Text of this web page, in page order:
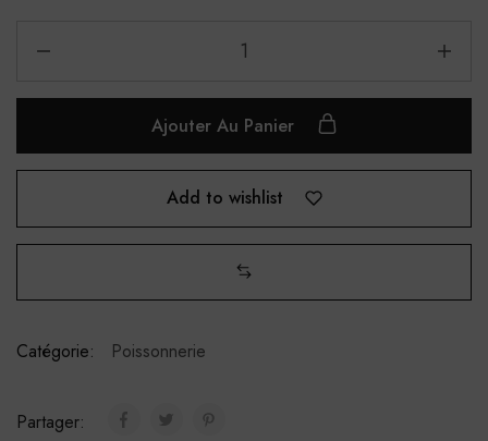
Ajouter Au Panier
Add to wishlist
Catégorie: Poissonnerie
Partager: